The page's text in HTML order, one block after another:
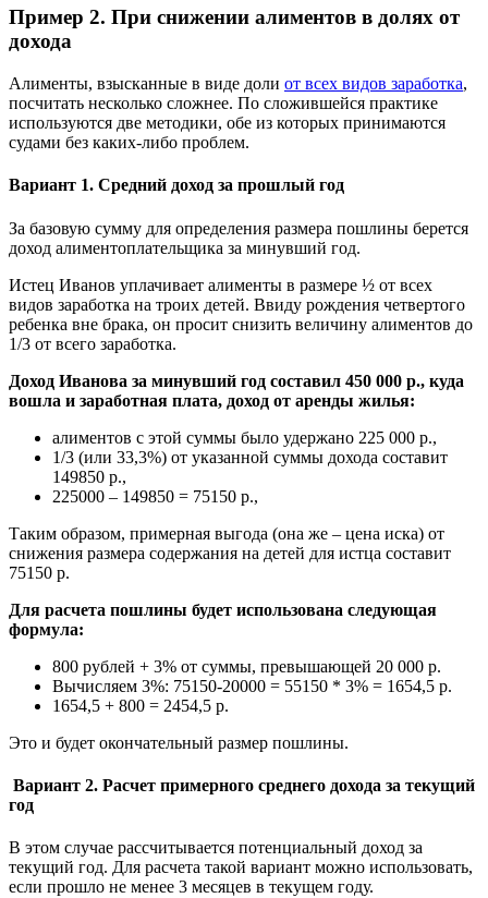
Пример 2. При снижении алиментов в долях от
дохода
Алименты, взысканные в виде доли от всех видов заработка,
посчитать несколько сложнее. По сложившейся практике
используются две методики, обе из которых принимаются
судами без каких-либо проблем.
Вариант 1. Средний доход за прошлый год
За базовую сумму для определения размера пошлины берется
доход алиментоплательщика за минувший год.
Истец Иванов уплачивает алименты в размере ½ от всех
видов заработка на троих детей. Ввиду рождения четвертого
ребенка вне брака, он просит снизить величину алиментов до
1/3 от всего заработка.
Доход Иванова за минувший год составил 450 000 р., куда
вошла и заработная плата, доход от аренды жилья:
алиментов с этой суммы было удержано 225 000 р.,
1/3 (или 33,3%) от указанной суммы дохода составит
149850 р.,
225000 – 149850 = 75150 р.,
Таким образом, примерная выгода (она же – цена иска) от
снижения размера содержания на детей для истца составит
75150 р.
Для расчета пошлины будет использована следующая
формула:
800 рублей + 3% от суммы, превышающей 20 000 р.
Вычисляем 3%: 75150-20000 = 55150 * 3% = 1654,5 р.
1654,5 + 800 = 2454,5 р.
Это и будет окончательный размер пошлины.
Вариант 2. Расчет примерного среднего дохода за текущий
год
В этом случае рассчитывается потенциальный доход за
текущий год. Для расчета такой вариант можно использовать,
если прошло не менее 3 месяцев в текущем году.